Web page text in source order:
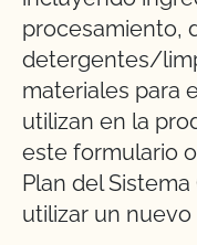
procesamiento,
detergentes/
materiales para
utilizan en la
este formulario
Plan del
utilizar un nuevo